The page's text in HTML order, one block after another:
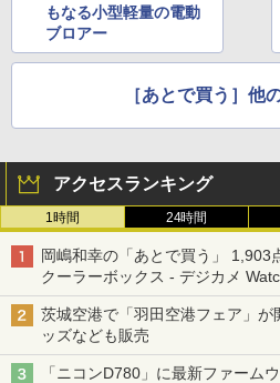
もなる小型軽量の電動
ブロアー
［あとで買う］他
アクセスランキング
1時間 24時間
岡嶋和幸の「あとで買う」 1,903
クーラーボックス - デジカメ
茨城空港で「羽田空港フェア」
ッズなども販売
「ニコンD780」に最新ファーム